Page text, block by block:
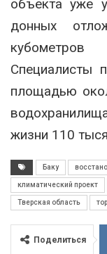
объекта уже
донных
Специалисты
площадью
жизни 110
Баку
климатический проект
Тверская область
Поделиться